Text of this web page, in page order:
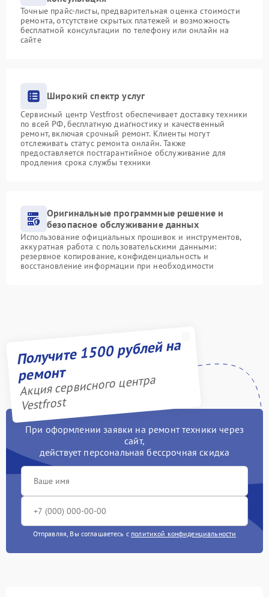
Точные прайс-листы, предварительная оценка стоимости
ремонта, отсутствие скрытых платежей и возможность
бесплатной консультации по телефону или онлайн на
сайте
Широкий спектр услуг
Сервисный центр Vestfrost обеспечивает доставку техники
по всей РФ, бесплатную диагностику и качественный
ремонт, включая срочный ремонт. Клиенты могут
отслеживать статус ремонта онлайн. Также
предоставляется постгарантийное обслуживание для
продления срока службы техники
Оригинальные программные решение и
безопасное обслуживание данных
Использование официальных прошивок и инструментов,
аккуратная работа с пользовательскими данными:
резервное копирование, конфиденциальность и
восстановление информации при необходимости
Получите 1500 рублей на
ремонт
Акция сервисного центра
Vestfrost
При оформлении заявки на ремонт техники через
сайт,
действует персональная бессрочная скидка
Отправляя, Вы соглашаетесь с политикой конфиденциальности